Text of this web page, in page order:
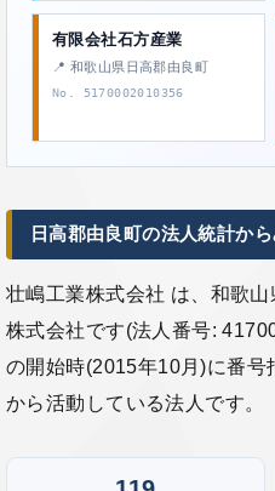
有限会社石方産業
📍 和歌山県日高郡由良町
No. 5170002010356
日高郡由良町の法人統計か
壮嶋工業株式会社 は、和歌
株式会社です(法人番号:
の開始時(2015年10月)に番号
から活動している法人です。